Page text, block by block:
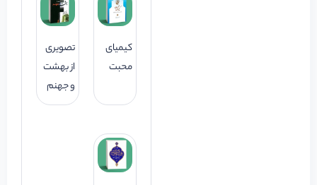
کیمیای
محبت
تصویری
از بهشت
و جهنم